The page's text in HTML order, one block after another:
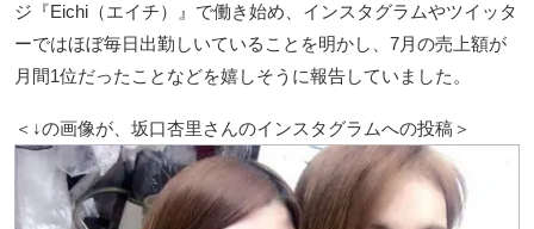
ジ『Eichi（エイチ）』で働き始め、インスタグラムやツイッタ
ーではほぼ毎日出勤しいていることを明かし、7月の売上額が
月間1位だったことなどを嬉しそうに報告していました。
＜↓の画像が、坂口杏里さんのインスタグラムへの投稿＞